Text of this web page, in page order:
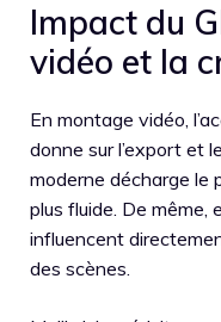
Impact du
vidéo et la
En montage vidéo,
donne sur l’export et
moderne décharge le
plus fluide. De même,
influencent
des scènes.